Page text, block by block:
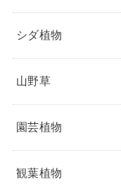
シダ植物
山野草
園芸植物
観葉植物